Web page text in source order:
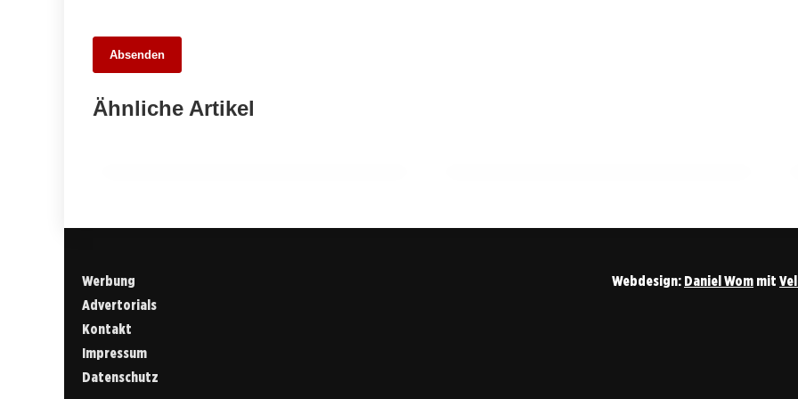
Absenden
Ähnliche Artikel
Spannung in der Verbandsliga
Württemberg: Young Boys Reutlingen
Werbung
Advertorials
Kontakt
Impressum
Datenschutz
Webdesign: Daniel Wom mit